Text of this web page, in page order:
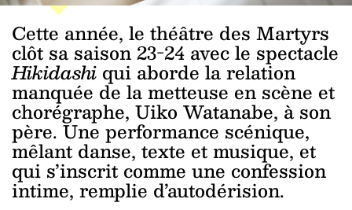
Cette année, le théâtre des Martyrs
clôt sa saison 23-24 avec le spectacle
Hikidashi qui aborde la relation
manquée de la metteuse en scène et
chorégraphe, Uiko Watanabe, à son
père. Une performance scénique,
mêlant danse, texte et musique, et
qui s’inscrit comme une confession
intime, remplie d’autodérision.